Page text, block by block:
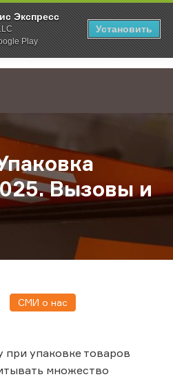
Экспресс
Play
Установить
New Retail: Упаковка товаров в
Вызовы и
СМИ о нас
при упаковке товаров
множество